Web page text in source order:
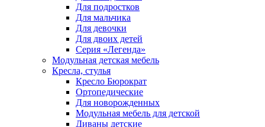
Для подростков
Для мальчика
Для девочки
Для двоих детей
Серия «Легенда»
Модульная детская мебель
Кресла, стулья
Кресло Бюрократ
Ортопедические
Для новорожденных
Модульная мебель для детской
Диваны детские